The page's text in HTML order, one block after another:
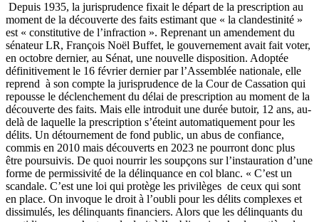
Depuis 1935, la jurisprudence fixait le départ de la prescription au
moment de la découverte des faits estimant que « la clandestinité »
est « constitutive de l’infraction ». Reprenant un amendement du
sénateur LR, François Noël Buffet, le gouvernement avait fait voter,
en octobre dernier, au Sénat, une nouvelle disposition. Adoptée
définitivement le 16 février dernier par l’Assemblée nationale, elle
reprend à son compte la jurisprudence de la Cour de Cassation qui
repousse le déclenchement du délai de prescription au moment de la
découverte des faits. Mais elle introduit une durée butoir, 12 ans, au-
delà de laquelle la prescription s’éteint automatiquement pour les
délits. Un détournement de fond public, un abus de confiance,
commis en 2010 mais découverts en 2023 ne pourront donc plus
être poursuivis. De quoi nourrir les soupçons sur l’instauration d’une
forme de permissivité de la délinquance en col blanc. « C’est un
scandale. C’est une loi qui protège les privilèges de ceux qui sont
en place. On invoque le droit à l’oubli pour les délits complexes et
dissimulés, les délinquants financiers. Alors que les délinquants du